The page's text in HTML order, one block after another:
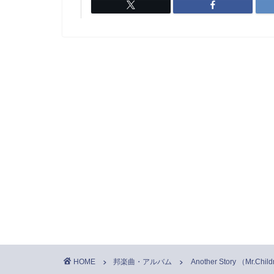
HOME 邦楽曲・アルバム Another Story （